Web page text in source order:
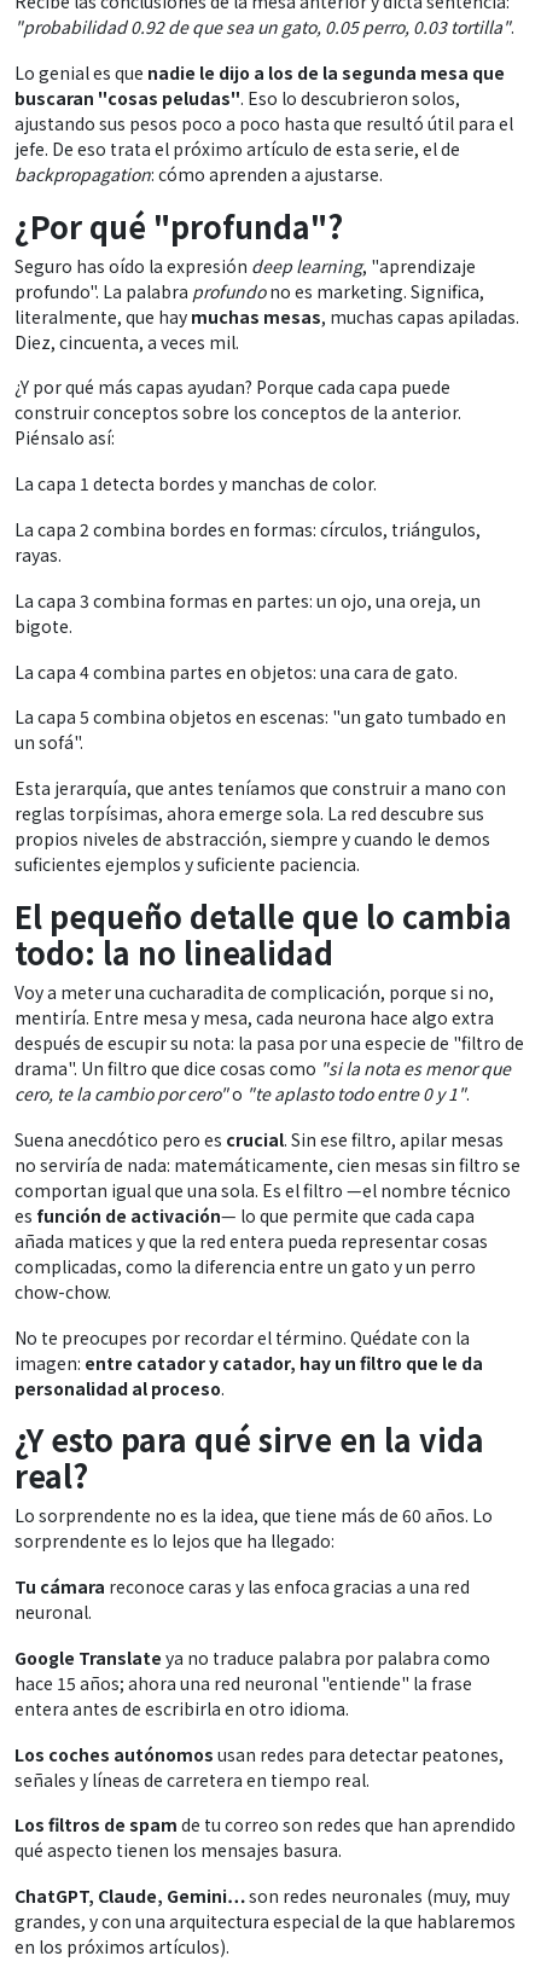
"probabilidad 0.92 de que sea un gato, 0.05 perro, 0.03 tortilla".
Lo genial es que nadie le dijo a los de la segunda mesa que
buscaran "cosas peludas". Eso lo descubrieron solos,
ajustando sus pesos poco a poco hasta que resultó útil para el
jefe. De eso trata el próximo artículo de esta serie, el de
backpropagation: cómo aprenden a ajustarse.
¿Por qué "profunda"?
Seguro has oído la expresión deep learning, "aprendizaje
profundo". La palabra profundono es marketing. Significa,
literalmente, que hay muchas mesas, muchas capas apiladas.
Diez, cincuenta, a veces mil.
¿Y por qué más capas ayudan? Porque cada capa puede
construir conceptos sobre los conceptos de la anterior.
Piénsalo así:
La capa 1 detecta bordes y manchas de color.
La capa 2 combina bordes en formas: círculos, triángulos,
rayas.
La capa 3 combina formas en partes: un ojo, una oreja, un
bigote.
La capa 4 combina partes en objetos: una cara de gato.
La capa 5 combina objetos en escenas: "un gato tumbado en
un sofá".
Esta jerarquía, que antes teníamos que construir a mano con
reglas torpísimas, ahora emerge sola. La red descubre sus
propios niveles de abstracción, siempre y cuando le demos
suficientes ejemplos y suficiente paciencia.
El pequeño detalle que lo cambia
todo: la no linealidad
Voy a meter una cucharadita de complicación, porque si no,
mentiría. Entre mesa y mesa, cada neurona hace algo extra
después de escupir su nota: la pasa por una especie de "filtro de
drama". Un filtro que dice cosas como "si la nota es menor que
cero, te la cambio por cero"o "te aplasto todo entre 0 y 1".
Suena anecdótico pero es crucial. Sin ese filtro, apilar mesas
no serviría de nada: matemáticamente, cien mesas sin filtro se
comportan igual que una sola. Es el filtro —el nombre técnico
es función de activación— lo que permite que cada capa
añada matices y que la red entera pueda representar cosas
complicadas, como la diferencia entre un gato y un perro
chow-chow.
No te preocupes por recordar el término. Quédate con la
imagen: entre catador y catador, hay un filtro que le da
personalidad al proceso.
¿Y esto para qué sirve en la vida
real?
Lo sorprendente no es la idea, que tiene más de 60 años. Lo
sorprendente es lo lejos que ha llegado:
Tu cámara reconoce caras y las enfoca gracias a una red
neuronal.
Google Translate ya no traduce palabra por palabra como
hace 15 años; ahora una red neuronal "entiende" la frase
entera antes de escribirla en otro idioma.
Los coches autónomos usan redes para detectar peatones,
señales y líneas de carretera en tiempo real.
Los filtros de spam de tu correo son redes que han aprendido
qué aspecto tienen los mensajes basura.
ChatGPT, Claude, Gemini…son redes neuronales (muy, muy
grandes, y con una arquitectura especial de la que hablaremos
en los próximos artículos).